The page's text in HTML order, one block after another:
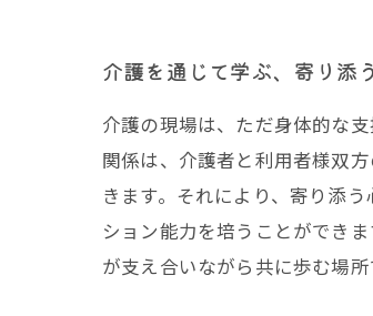
介護を通じて学ぶ、寄り添
介護の現場は、ただ身体的な
関係は、介護者と利用者様双
きます。それにより、寄り添
ション能力を培うことができ
が支え合いながら共に歩む場所